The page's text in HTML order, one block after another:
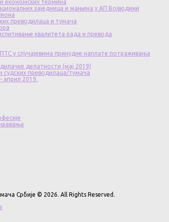
економских термина
заједница и мањина у АП Војводини
преводилаца и тумача
квалитета рада и превода
у случајевима принудне наплате потраживања
делатности (мај 2019)
преводилаца/тумача
април 2019.
Србије © 2026. All Rights Reserved.